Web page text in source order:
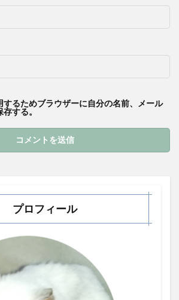
するためブラウザーに自分の名前、メール
する。
プロフィール